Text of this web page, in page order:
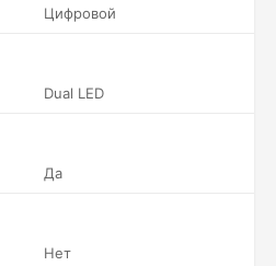
Цифровой
Dual LED
Да
Нет